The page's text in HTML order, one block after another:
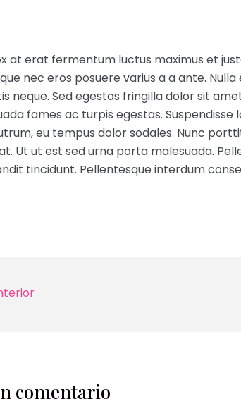
at erat fermentum luctus maximus et
nec eros posuere varius a a ante.
neque. Sed egestas fringilla dolor sit
fames ac turpis egestas.
eu tempus dolor sodales. Nunc
Ut ut est sed urna porta malesuada.
tincidunt. Pellentesque interdum
comentario